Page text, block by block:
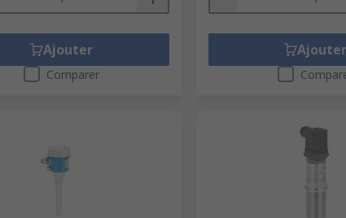
Ajouter
Comparer
Ajouter